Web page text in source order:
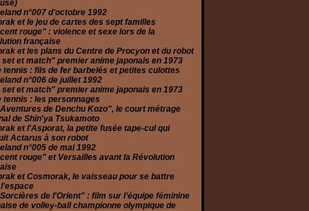
n°007 d'octobre 1992
et le jeu de cartes des sept familles
rouge" : violence et sexe lors de la
française
et les plans du Centre de Procyon et du robot
set et match" premier anime japonais en 1973
tennis : fils de fer barbelés et petites culottes
n°006 de juillet 1992
set et match" premier anime japonais en 1973
tennis : les personnages
de Denchu Kozo", le court métrage
de Shin'ya Tsukamoto
et l'Asporat, la petite fusée tape-cul qui
Actarus à son robot
n°005 de mai 1992
rouge" et Versailles avant la Révolution
et Cosmorak, le vaisseau pour se battre
de l'Orient" : film sur l’équipe féminine
de volley-ball championne olympique de